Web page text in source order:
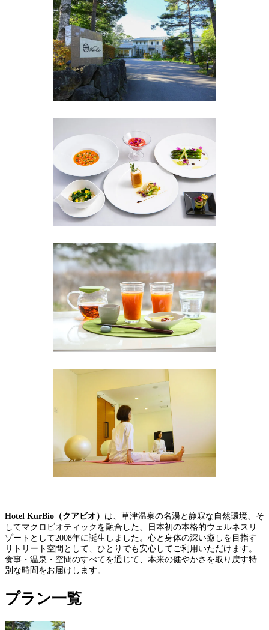
Hotel KurBio（クアビオ） は、草津温泉の名湯と静寂な自然環境、そ
してマクロビオティックを融合した、日本初の本格的ウェルネスリ
ゾートとして2008年に誕生しました。心と身体の深い癒しを目指す
リトリート空間として、ひとりでも安心してご利用いただけます。
食事・温泉・空間のすべてを通じて、本来の健やかさを取り戻す特
別な時間をお届けします。
プラン一覧